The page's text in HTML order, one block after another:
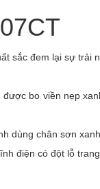
sắc đem lại sự trải
bo viền nẹp
dùng chân sơn
điện có đột lỗ